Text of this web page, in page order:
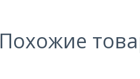
Похожие